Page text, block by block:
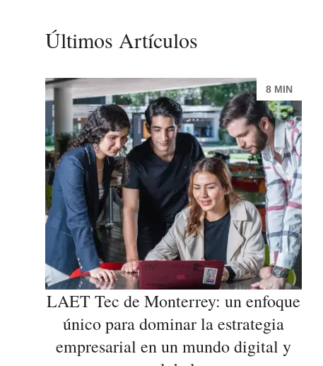
Últimos Artículos
8 MIN
LAET Tec de Monterrey: un enfoque
único para dominar la estrategia
empresarial en un mundo digital y